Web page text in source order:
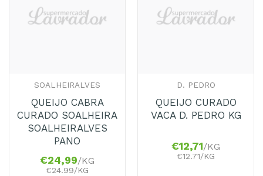
Favoritos
SOALHEIRALVES
QUEIJO CABRA
CURADO SOALHEIRA
SOALHEIRALVES
PANO
€24,99/KG
€24.99/KG
Favoritos
D. PEDRO
QUEIJO CURADO
VACA D. PEDRO KG
€12,71/KG
€12.71/KG